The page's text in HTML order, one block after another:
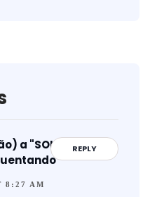
REPLY
a "SOLIDÃO A
8:27 AM